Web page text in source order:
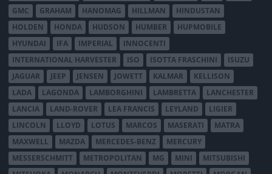
GMC
GRAHAM HANOMAG HILLMAN
HINDUSTAN
HOLDEN
HONDA HUDSON HUMBER
HUPMOBILE
HYUNDAI
IFA IMPERIAL
INNOCENTI
INTERNATIONAL HARVESTER
ISO ISOTTA FRASCHINI
ISUZU
JAGUAR
JEEP JENSEN JOWETT KALMAR
KELLISON
LADA
LAGONDA LAMBORGHINI LAMBRETTA
LANCHESTER
LANCIA
LAND-ROVER LEA FRANCIS LEYLAND
LIGIER
LINCOLN
LLOYD LOTUS MARCOS MASERATI
MATRA
MAXWELL
MAZDA MERCEDES-BENZ
MERCURY
MESSERSCHMITT
METROPOLITAN MG MINI
MITSUBISHI